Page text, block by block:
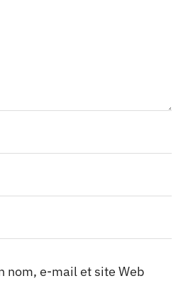
nom, e-mail et site Web